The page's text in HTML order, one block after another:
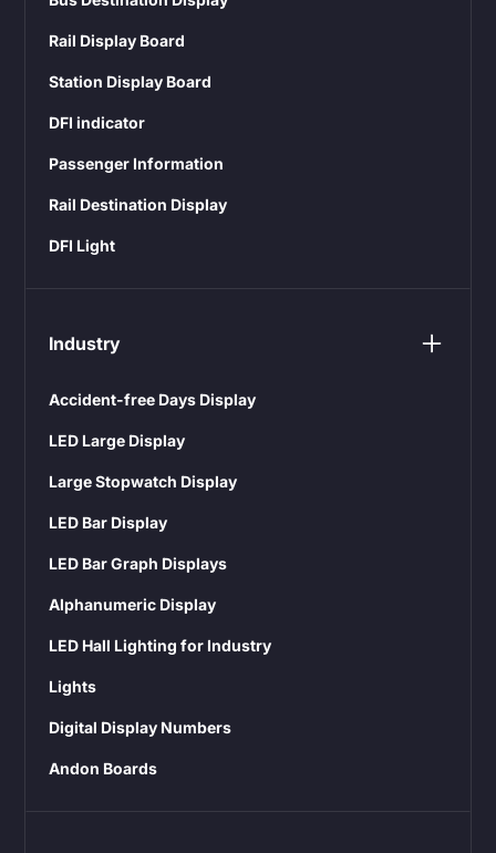
Rail Display Board
Station Display Board
DFI indicator
Passenger Information
Rail Destination Display
DFI Light
Industry
Accident-free Days Display
LED Large Display
Large Stopwatch Display
LED Bar Display
LED Bar Graph Displays
Alphanumeric Display
LED Hall Lighting for Industry
Lights
Digital Display Numbers
Andon Boards